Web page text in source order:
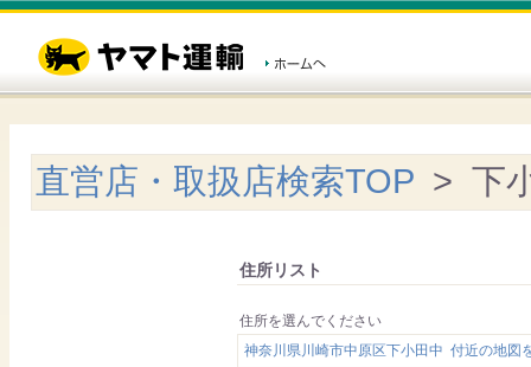
直営店・取扱店検索TOP > 下
住所リスト
住所を選んでください
神奈川県川崎市中原区下小田中 付近の地図